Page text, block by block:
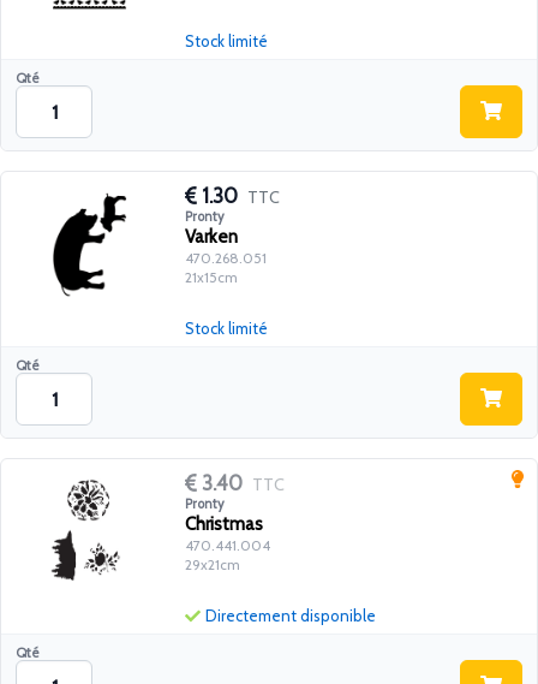
Qté
Stock limité
1.30 TTC
Pronty
Varken
470.268.051
21x15cm
Qté
Stock limité
3.40 TTC
Pronty
Christmas
470.441.004
29x21cm
Qté
Directement disponible